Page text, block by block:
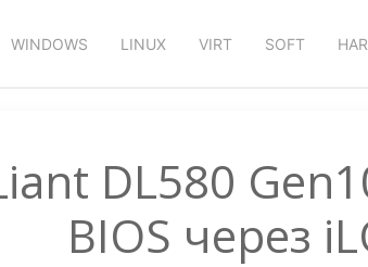
WINDOWS LINUX VIRT SOFT
DL580
BIOS через